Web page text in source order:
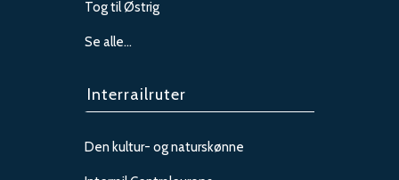
Tog til Østrig
Se alle…
Interrailruter
Den kultur- og naturskønne